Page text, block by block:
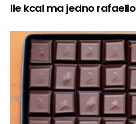
Ile kcal ma jedno rafaello